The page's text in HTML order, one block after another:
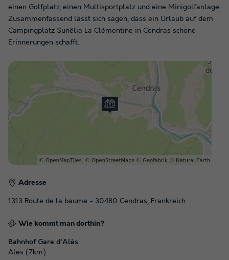
einen Golfplatz, einen Multisportplatz und eine Minigolfanlage.
Zusammenfassend lässt sich sagen, dass ein Urlaub auf dem
Campingplatz Sunêlia La Clémentine in Cendras schöne
Erinnerungen schafft.
Adresse
1313 Route de la baume - 30480 Cendras, Frankreich
Wie kommt man dorthin?
Bahnhof Gare d'Alès
Ales (7km)